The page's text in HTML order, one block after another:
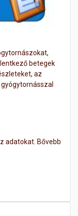
betegek
az
adatokat. Bővebb